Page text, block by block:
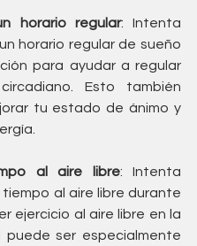
horario regular: Intenta
horario regular de sueño
para ayudar a regular
Esto también
tu estado de ánimo y
al aire libre: Intenta
tiempo al aire libre durante
ejercicio al aire libre en la
puede ser especialmente